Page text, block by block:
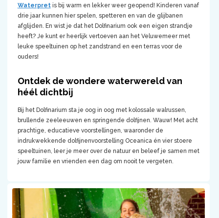
Waterpretis bij warm en lekker weer geopend! Kinderen vanaf
drie jaar kunnen hier spelen, spetteren en van de glijbanen
afglijden. En wist je dat het Dolfinarium ook een eigen strandje
heeft? Je kunt er heerlijk vertoeven aan het Veluwemeer met
leuke speeltuinen op het zandstrand en een terras voor de
ouders!
Ontdek de wondere waterwereld van
héél dichtbij
Bij het Dolfinarium sta je oog in oog met kolossale walrussen,
brullende zeeleeuwen en springende dolfijnen. Wauw! Met acht
prachtige, educatieve voorstellingen, waaronder de
indrukwekkende dolfijnenvoorstelling Oceanica én vier stoere
speeltuinen, leer je meer over de natuur en beleef je samen met
jouw familie en vrienden een dag om nooit te vergeten.